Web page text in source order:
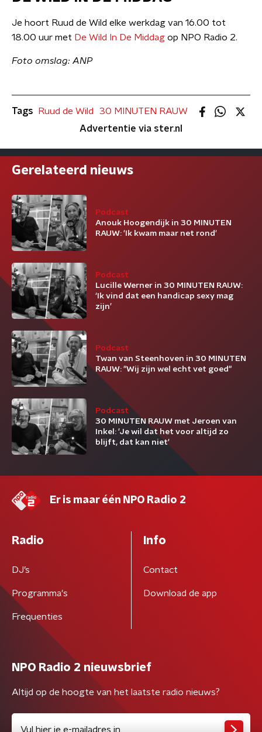
Je hoort Ruud de Wild elke werkdag van 16.00 tot
18.00 uur met De Wild In De Middag op NPO Radio 2.
Foto omslag: ANP
Tags Ruud de Wild
30 MINUTEN RAUW
Advertentie via ster.nl
Gerelateerd nieuws
Podcast
Anouk Hoogendijk in 30 MINUTEN
RAUW: 'Ik kwam maar net rond'
Podcast
Lucille Werner in 30 MINUTEN RAUW:
‘Ik vind dat een handicap sexy mag
zijn’
Podcast
Twan van Steenhoven in 30 MINUTEN
RAUW: "Wij zijn wel echt vet goed"
Podcast
30 MINUTEN RAUW met Jeroen van
Inkel: 'Je wil dat het voor altijd zo
blijft, dat kan niet'
Er is maar één NPO Radio 2
Radio
DJ’s
Programma's
Frequenties
Info
Contact
Download de app
NPO Radio 2 nieuwsbrief
Altijd op de hoogte van het laatste radio nieuws?